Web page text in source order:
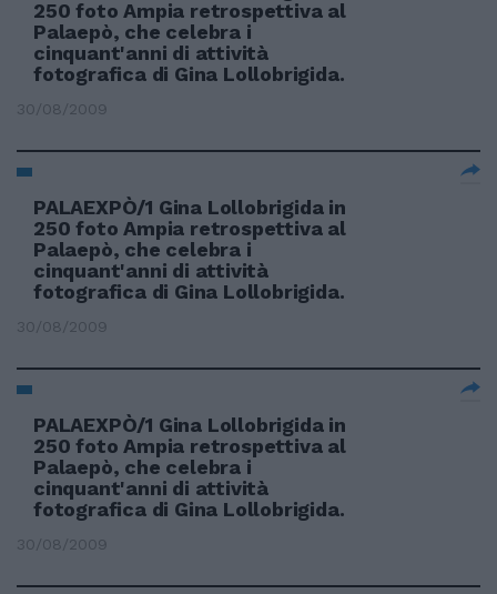
250 foto Ampia retrospettiva al
Palaepò, che celebra i
cinquant'anni di attività
fotografica di Gina Lollobrigida.
30/08/2009
PALAEXPÒ/1 Gina Lollobrigida in
250 foto Ampia retrospettiva al
Palaepò, che celebra i
cinquant'anni di attività
fotografica di Gina Lollobrigida.
30/08/2009
PALAEXPÒ/1 Gina Lollobrigida in
250 foto Ampia retrospettiva al
Palaepò, che celebra i
cinquant'anni di attività
fotografica di Gina Lollobrigida.
30/08/2009